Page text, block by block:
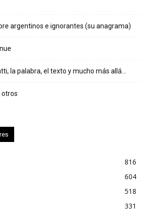
argentinos e ignorantes (su anagrama)
la palabra, el texto y mucho más allá…
otros
816
604
518
331